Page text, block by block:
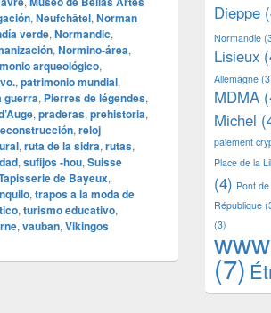
, Neufchâtel, Norman
verde, Normandic,
, Normino‑área,
arqueológico,
, patrimonio mundial,
guerra, Pierres de légendes,
, praderas, prehistoria,
, reloj
, ruta de la sidra, rutas,
, sufijos ‑hou, Suisse
de Bayeux,
, trapos a la moda de
, turismo educativo,
, vauban, Vikingos
Dieppe
Normandie
Lisieux
Allemagne
MDMA
Michel
paiement
Place de la
(4) Pont
République
(3)
(7)